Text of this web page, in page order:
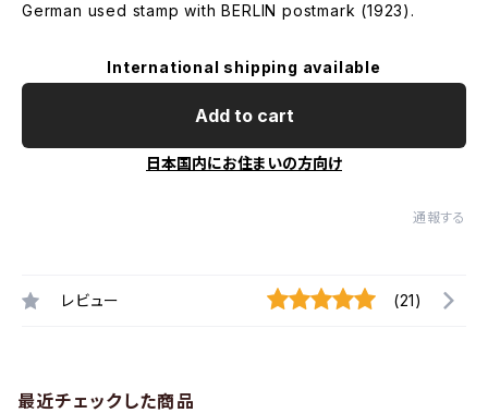
German used stamp with BERLIN postmark (1923).
International shipping available
Add to cart
日本国内にお住まいの方向け
通報する
レビュー (21)
最近チェックした商品